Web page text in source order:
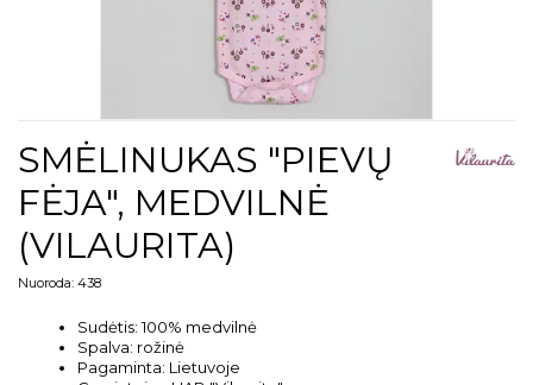
SMĖLINUKAS "PIEVŲ
FĖJA", MEDVILNĖ
(VILAURITA)
Nuoroda: 438
Sudėtis: 100% medvilnė
Spalva: rožinė
Pagaminta: Lietuvoje